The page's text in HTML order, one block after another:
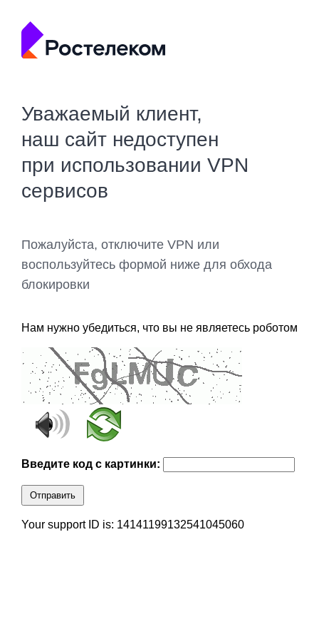
Уважаемый клиент,
наш сайт недоступен
при использовании VPN
сервисов
Пожалуйста, отключите VPN или
воспользуйтесь формой ниже для обхода
блокировки
Нам нужно убедиться, что вы не являетесь роботом
Введите код с картинки:
Отправить
Your support ID is: 14141199132541045060